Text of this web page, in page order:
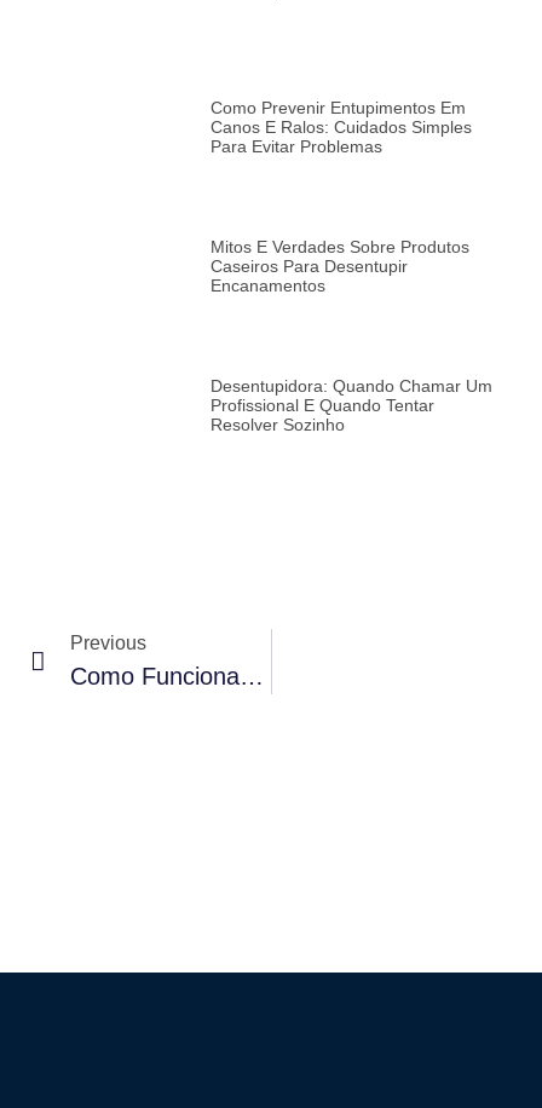
Como Prevenir Entupimentos Em
Canos E Ralos: Cuidados Simples
Para Evitar Problemas
Mitos E Verdades Sobre Produtos
Caseiros Para Desentupir
Encanamentos
Desentupidora: Quando Chamar Um
Profissional E Quando Tentar
Resolver Sozinho
Previous
Como Funciona O Processo De Desentupimento Profissional?